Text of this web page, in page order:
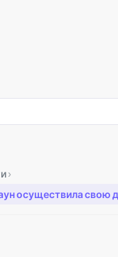
›
осуществила свою